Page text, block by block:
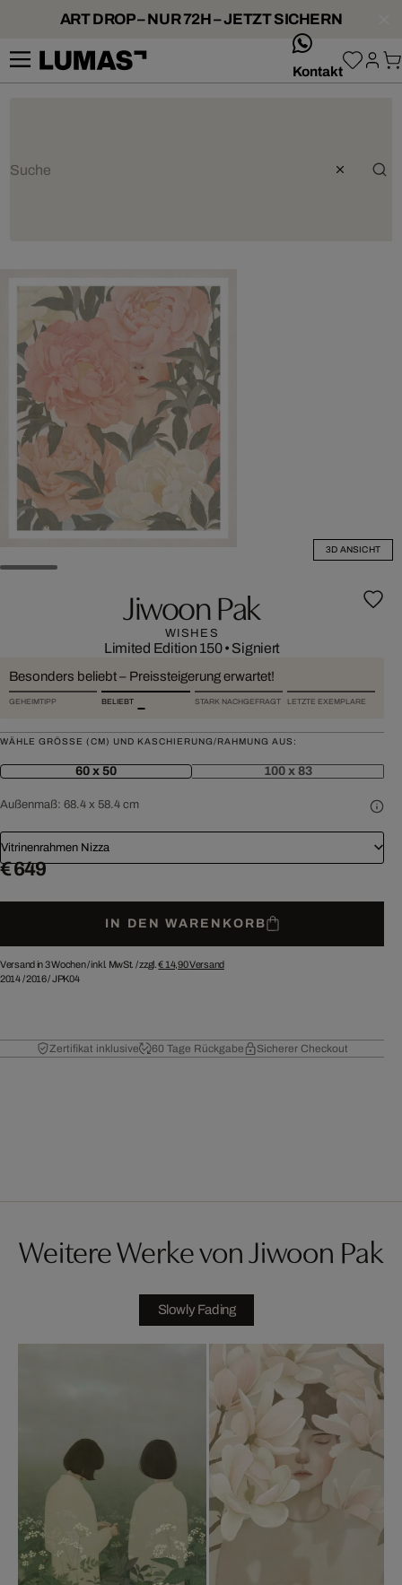
ART DROP – NUR 72H – JETZT SICHERN
Kontakt
3D ANSICHT
Jiwoon Pak
WISHES
Limited Edition 150• Signiert
Besonders beliebt – Preissteigerung erwartet!
GEHEIMTIPP BELIEBT STARK NACHGEFRAGT LETZTE EXEMPLARE
WÄHLE GRÖSSE (CM) UND KASCHIERUNG/RAHMUNG AUS:
60 x 50 100 x 83
Außenmaß: 68.4 x 58.4 cm
Vitrinenrahmen Nizza
€ 649
IN DEN WARENKORB
Versand in 3 Wochen /inkl. MwSt. / zzgl.€ 14,90Versand
2014/2016/JPK04
Zertifikat inklusive 60 Tage Rückgabe Sicherer Checkout
Weitere Werke von Jiwoon Pak
Slowly Fading